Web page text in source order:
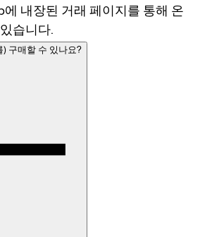
내장된 거래 페이지를 통해 온
습니다.
) 구매할 수 있나요?